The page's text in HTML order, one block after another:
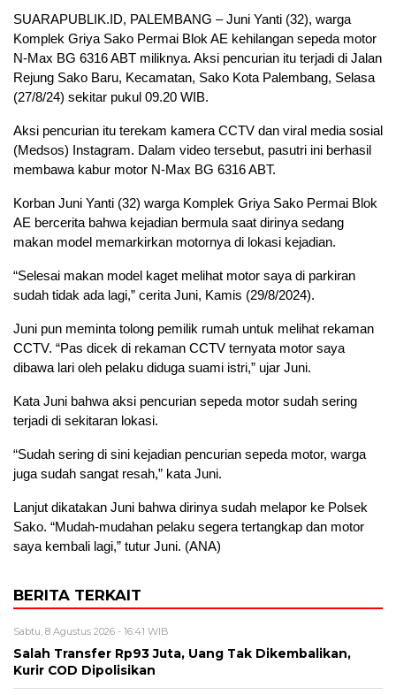
SUARAPUBLIK.ID, PALEMBANG – Juni Yanti (32), warga
Komplek Griya Sako Permai Blok AE kehilangan sepeda motor
N-Max BG 6316 ABT miliknya. Aksi pencurian itu terjadi di Jalan
Rejung Sako Baru, Kecamatan, Sako Kota Palembang, Selasa
(27/8/24) sekitar pukul 09.20 WIB.
Aksi pencurian itu terekam kamera CCTV dan viral media sosial
(Medsos) Instagram. Dalam video tersebut, pasutri ini berhasil
membawa kabur motor N-Max BG 6316 ABT.
Korban Juni Yanti (32) warga Komplek Griya Sako Permai Blok
AE bercerita bahwa kejadian bermula saat dirinya sedang
makan model memarkirkan motornya di lokasi kejadian.
“Selesai makan model kaget melihat motor saya di parkiran
sudah tidak ada lagi,” cerita Juni, Kamis (29/8/2024).
Juni pun meminta tolong pemilik rumah untuk melihat rekaman
CCTV. “Pas dicek di rekaman CCTV ternyata motor saya
dibawa lari oleh pelaku diduga suami istri,” ujar Juni.
Kata Juni bahwa aksi pencurian sepeda motor sudah sering
terjadi di sekitaran lokasi.
“Sudah sering di sini kejadian pencurian sepeda motor, warga
juga sudah sangat resah,” kata Juni.
Lanjut dikatakan Juni bahwa dirinya sudah melapor ke Polsek
Sako. “Mudah-mudahan pelaku segera tertangkap dan motor
saya kembali lagi,” tutur Juni. (ANA)
BERITA TERKAIT
Sabtu, 8 Agustus 2026 - 16:41 WIB
Salah Transfer Rp93 Juta, Uang Tak Dikembalikan,
Kurir COD Dipolisikan